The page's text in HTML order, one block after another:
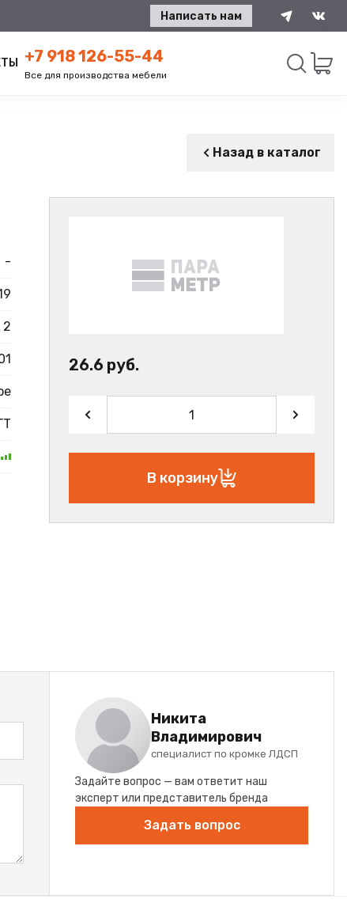
Написать нам
+7 918 126-55-44
Все для производства мебели
Назад в каталог
-
2
26.6 руб.
В корзину
Никита
Владимирович
специалист по кромке ЛДСП
Задайте вопрос — вам ответит наш
эксперт или представитель бренда
Задать вопрос